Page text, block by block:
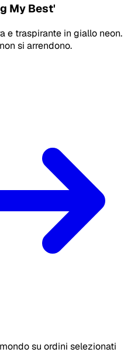
My Best'
e traspirante in giallo neon.
si arrendono.
su ordini selezionati